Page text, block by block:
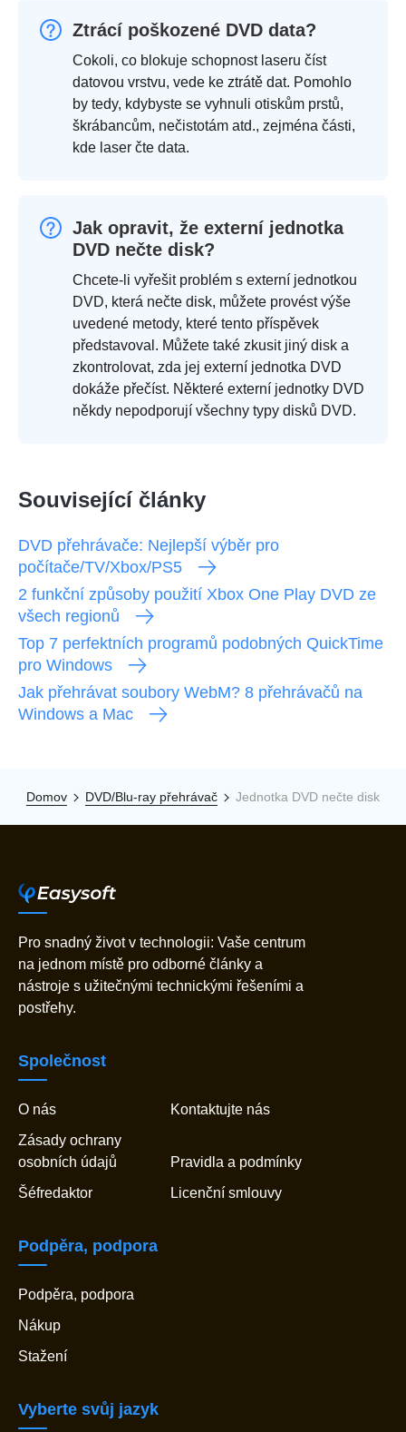
Ztrácí poškozené DVD data?
Cokoli, co blokuje schopnost laseru číst
datovou vrstvu, vede ke ztrátě dat. Pomohlo
by tedy, kdybyste se vyhnuli otiskům prstů,
škrábancům, nečistotám atd., zejména části,
kde laser čte data.
Jak opravit, že externí jednotka
DVD nečte disk?
Chcete-li vyřešit problém s externí jednotkou
DVD, která nečte disk, můžete provést výše
uvedené metody, které tento příspěvek
představoval. Můžete také zkusit jiný disk a
zkontrolovat, zda jej externí jednotka DVD
dokáže přečíst. Některé externí jednotky DVD
někdy nepodporují všechny typy disků DVD.
Související články
DVD přehrávače: Nejlepší výběr pro
počítače/TV/Xbox/PS5
2 funkční způsoby použití Xbox One Play DVD ze
všech regionů
Top 7 perfektních programů podobných QuickTime
pro Windows
Jak přehrávat soubory WebM? 8 přehrávačů na
Windows a Mac
Domov DVD/Blu-ray přehrávač Jednotka DVD nečte disk
Pro snadný život v technologii: Vaše centrum
na jednom místě pro odborné články a
nástroje s užitečnými technickými řešeními a
postřehy.
Společnost
O nás
Kontaktujte nás
Zásady ochrany
osobních údajů
Pravidla a podmínky
Šéfredaktor
Licenční smlouvy
Podpěra, podpora
Podpěra, podpora
Nákup
Stažení
Vyberte svůj jazyk